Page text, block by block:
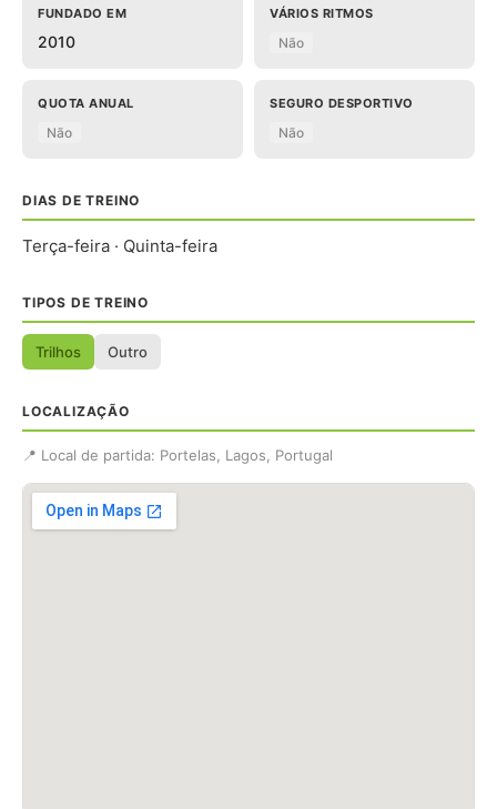
FUNDADO EM
2010
VÁRIOS RITMOS
Não
QUOTA ANUAL
Não
SEGURO DESPORTIVO
Não
DIAS DE TREINO
Terça-feira · Quinta-feira
TIPOS DE TREINO
Trilhos Outro
LOCALIZAÇÃO
📍 Local de partida: Portelas, Lagos, Portugal